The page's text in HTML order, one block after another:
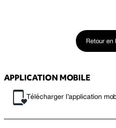
Retour en
APPLICATION MOBILE
Télécharger l’application